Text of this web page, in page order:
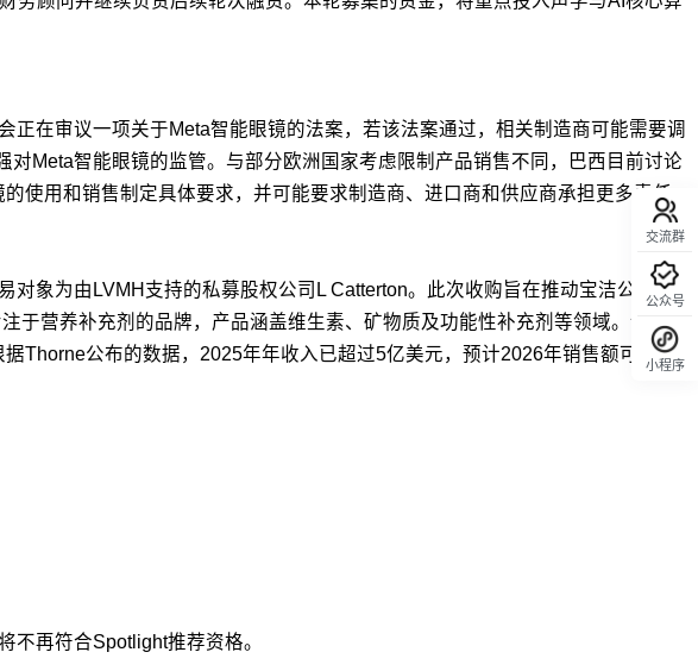
在审议一项关于Meta智能眼镜的法案，若该法案通过，相关制造商可能需要调
Meta智能眼镜的监管。与部分欧洲国家考虑限制产品销售不同，巴西目前讨论
使用和销售制定具体要求，并可能要求制造商、进口商和供应商承担更多责任。
象为由LVMH支持的私募股权公司L Catterton。此次收购旨在推动宝洁公司健康
营养补充剂的品牌，产品涵盖维生素、矿物质及功能性补充剂等领域。该公司
Thorne公布的数据，2025年年收入已超过5亿美元，预计2026年销售额可能达到
不再符合Spotlight推荐资格。
交流群
公众号
小程序